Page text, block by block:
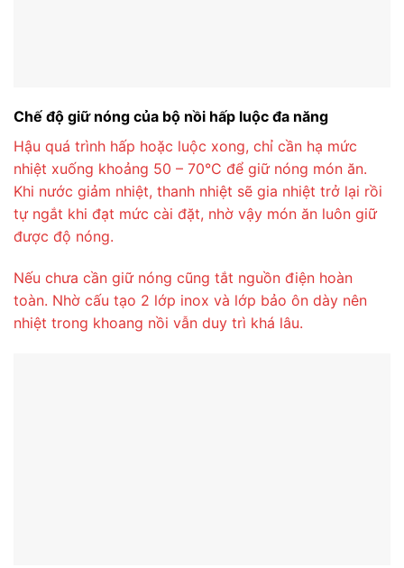
Chế độ giữ nóng của bộ nồi hấp luộc đa năng
Hậu quá trình hấp hoặc luộc xong, chỉ cần hạ mức
nhiệt xuống khoảng 50 – 70°C để giữ nóng món ăn.
Khi nước giảm nhiệt, thanh nhiệt sẽ gia nhiệt trở lại rồi
tự ngắt khi đạt mức cài đặt, nhờ vậy món ăn luôn giữ
được độ nóng.
Nếu chưa cần giữ nóng cũng tắt nguồn điện hoàn
toàn. Nhờ cấu tạo 2 lớp inox và lớp bảo ôn dày nên
nhiệt trong khoang nồi vẫn duy trì khá lâu.